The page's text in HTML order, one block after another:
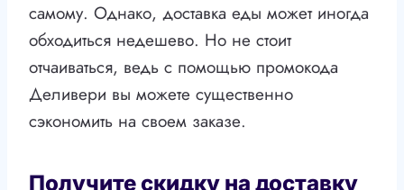
самому. Однако, доставка еды может иногда
обходиться недешево. Но не стоит
отчаиваться, ведь с помощью промокода
Деливери вы можете существенно
сэкономить на своем заказе.
Получите скидку на доставку